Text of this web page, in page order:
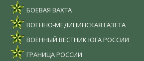
БОЕВАЯ ВАХТА
ВОЕННО-МЕДИЦИНСКАЯ ГАЗЕТА
ВОЕННЫЙ ВЕСТНИК ЮГА РОССИИ
ГРАНИЦА РОССИИ